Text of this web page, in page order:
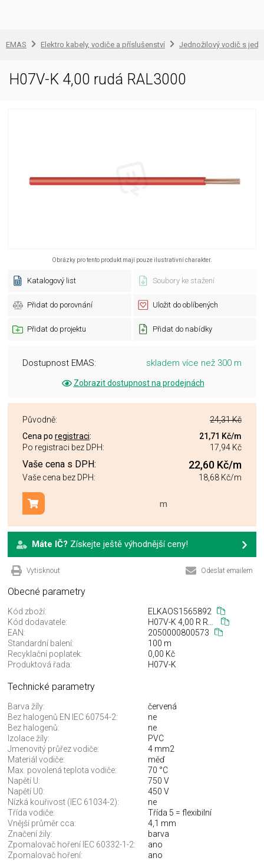
EMAS Elektro kabely, vodiče a příslušenství Jednožilový vodič s
H07V-K 4,00 rudá RAL3000
Obrázky pro tento produkt mají pouze ilustrativní charakter.
Katalogový list Soubory ke stažení
Přidat do porovnání Uložit do oblíbených
Přidat do projektu Přidat do nabídky
Dostupnost EMAS: skladem více než 300 m
Zobrazit dostupnost na prodejnách
Původně:
24,31 Kč
Cena po registraci: 21,71 Kč/m
Po registraci bez DPH:
17,94 Kč
Vaše cena s DPH: 22,60 Kč/m
Vaše cena bez DPH: 18,68 Kč/m
m
Přidat do košíku
Máte IČ? Získejte ještě výhodnější ceny!
Vytisknout Odeslat emailem
Obecné parametry
Kód zboží:
ELKAOS1565892
Kód dodavatele:
H07V-K 4,00 R RAL3000
EAN:
2050000800573
Standardní balení:
100 m
Recyklační poplatek:
0,00 Kč
Produktová řada:
H07V-K
Technické parametry
Barva žíly:
červená
Bez halogenů EN IEC 60754-2:
ne
Bez halogenů:
ne
Izolace žíly:
PVC
Jmenovitý průřez vodiče:
4 mm2
Materiál vodiče:
měď
Max. povolená teplota vodiče:
70 °C
Napětí U:
750 V
Napětí U0:
450 V
Nízká kouřivost (IEC 61034-2):
ne
Třída vodiče:
Třída 5 = flexibilní
Vnější průměr cca:
4,1 mm
Značení žily:
barva
Zpomalovač hoření IEC 60332-1-2:
ano
Zpomalovač hoření:
ano